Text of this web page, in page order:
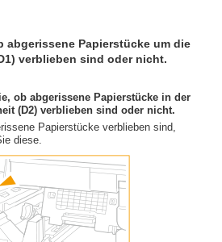
abgerissene Papierstücke um die
verblieben sind oder nicht.
ob abgerissene Papierstücke in der
(D2) verblieben sind oder nicht.
Papierstücke verblieben sind,
diese.